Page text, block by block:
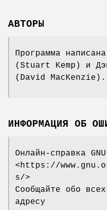
АВТОРЫ
Программа
(Stuart Kemp) и
(David MacKenzie).
ИНФОРМАЦИЯ ОБ
Онлайн-справка
<https://
s/>
Сообщайте обо
адресу